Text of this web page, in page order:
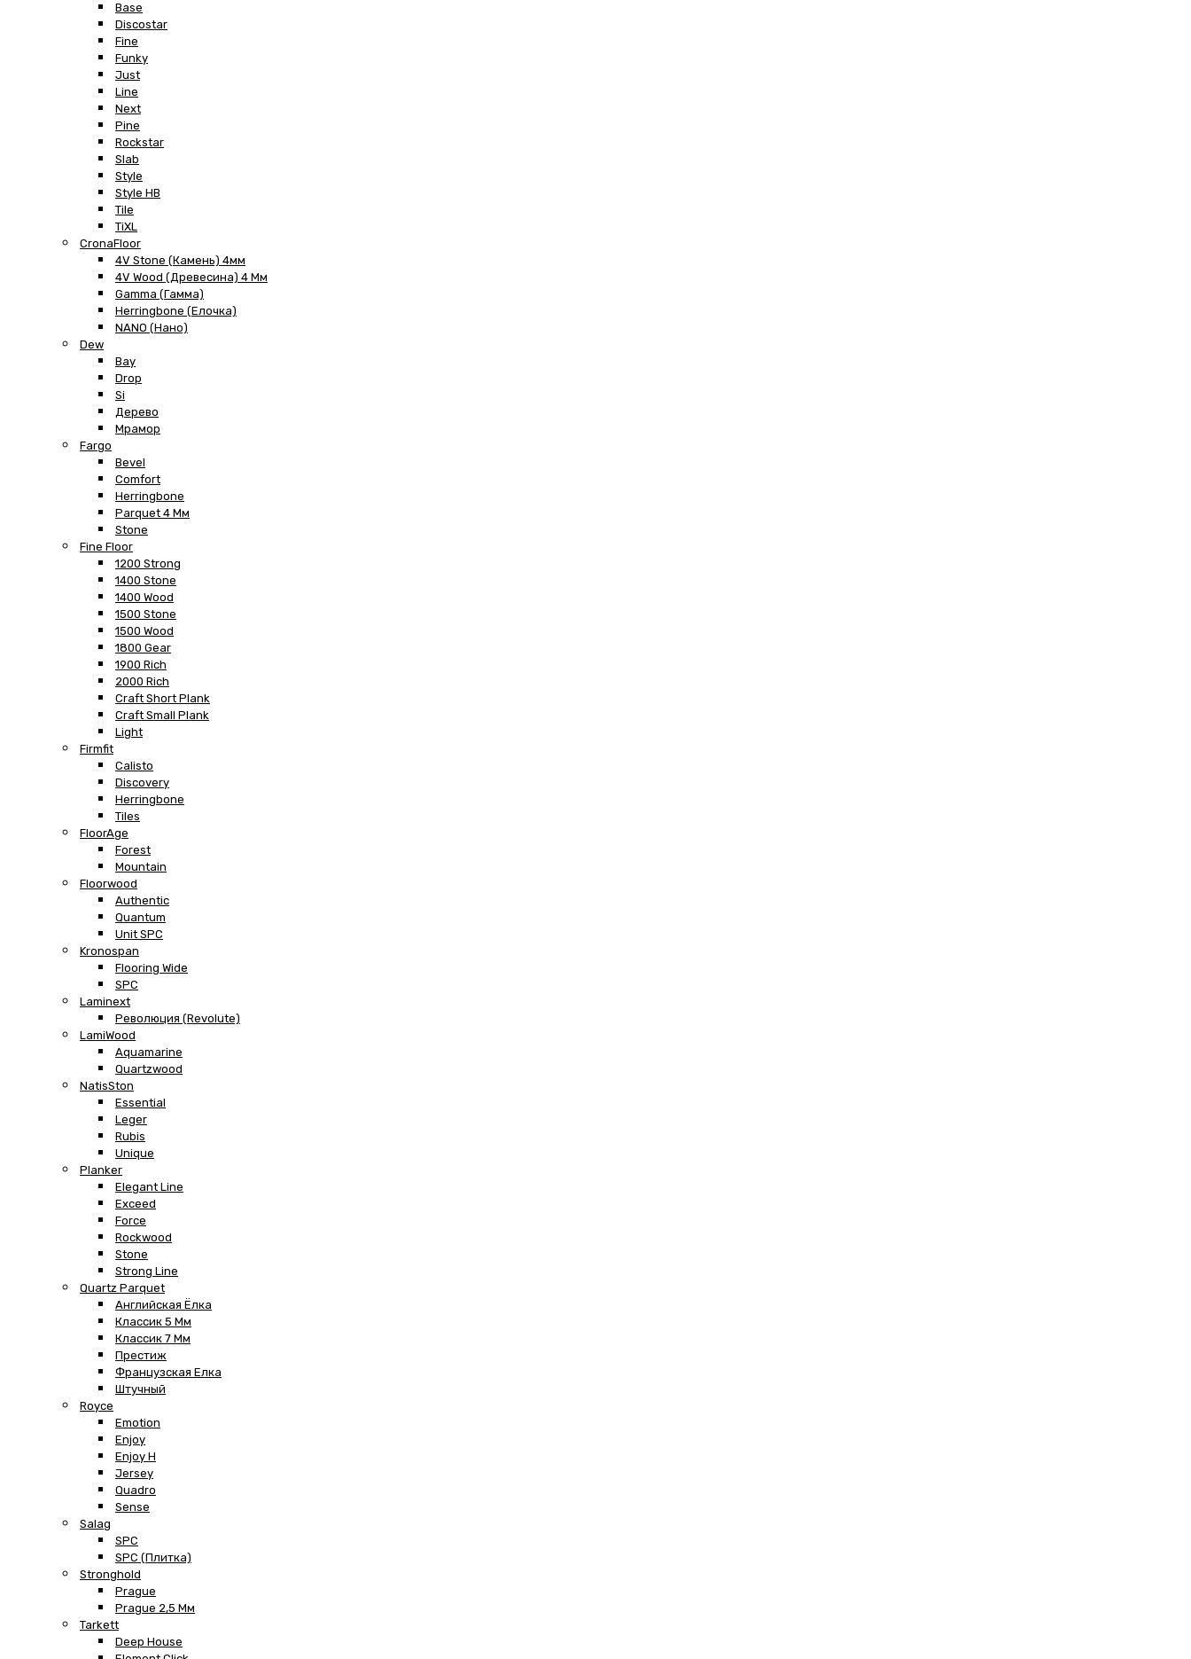
Base
Discostar
Fine
Funky
Just
Line
Next
Pine
Rockstar
Slab
Style
Style HB
Tile
TiXL
CronaFloor
4V Stone (Камень) 4мм
4V Wood (Древесина) 4 Мм
Gamma (Гамма)
Herringbone (Елочка)
NANO (Нано)
Dew
Bay
Drop
Si
Дерево
Мрамор
Fargo
Bevel
Comfort
Herringbone
Parquet 4 Мм
Stone
Fine Floor
1200 Strong
1400 Stone
1400 Wood
1500 Stone
1500 Wood
1800 Gear
1900 Rich
2000 Rich
Craft Short Plank
Craft Small Plank
Light
Firmfit
Calisto
Discovery
Herringbone
Tiles
FloorAge
Forest
Mountain
Floorwood
Authentic
Quantum
Unit SPC
Kronospan
Flooring Wide
SPC
Laminext
Революция (Revolute)
LamiWood
Aquamarine
Quartzwood
NatisSton
Essential
Leger
Rubis
Unique
Planker
Elegant Line
Exceed
Force
Rockwood
Stone
Strong Line
Quartz Parquet
Английская Ёлка
Классик 5 Мм
Классик 7 Мм
Престиж
Французская Елка
Штучный
Royce
Emotion
Enjoy
Enjoy H
Jersey
Quadro
Sense
Salag
SPC
SPC (плитка)
Stronghold
Prague
Prague 2,5 Мм
Tarkett
Deep House